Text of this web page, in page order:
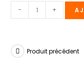
- +
Produit précédent